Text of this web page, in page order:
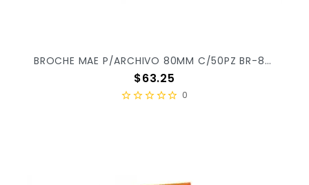
BROCHE MAE P/ARCHIVO 80MM C/50PZ BR-80 X/80
Precio
$63.25
0